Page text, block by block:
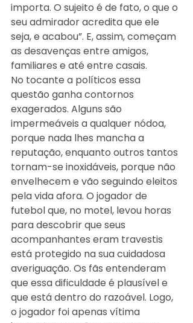
importa. O sujeito é de fato, o que o
seu admirador acredita que ele
seja, e acabou”. E, assim, começam
as desavenças entre amigos,
familiares e até entre casais.
No tocante a políticos essa
questão ganha contornos
exagerados. Alguns são
impermeáveis a qualquer nódoa,
porque nada lhes mancha a
reputação, enquanto outros tantos
tornam-se inoxidáveis, porque não
envelhecem e vão seguindo eleitos
pela vida afora. O jogador de
futebol que, no motel, levou horas
para descobrir que seus
acompanhantes eram travestis
está protegido na sua cuidadosa
averiguação. Os fãs entenderam
que essa dificuldade é plausível e
que está dentro do razoável. Logo,
o jogador foi apenas vítima